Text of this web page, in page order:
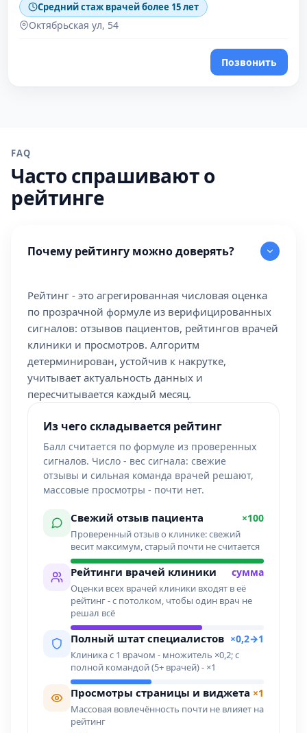
Средний стаж врачей более 15 лет
Октябрьская ул, 54
Позвонить
FAQ
Часто спрашивают о
рейтинге
Почему рейтингу можно доверять?
Рейтинг - это агрегированная числовая оценка
по прозрачной формуле из верифицированных
сигналов: отзывов пациентов, рейтингов врачей
клиники и просмотров. Алгоритм
детерминирован, устойчив к накрутке,
учитывает актуальность данных и
пересчитывается каждый месяц.
Из чего складывается рейтинг
Балл считается по формуле из проверенных
сигналов. Число - вес сигнала: свежие
отзывы и сильная команда врачей решают,
массовые просмотры - почти нет.
Свежий отзыв пациента ×100
Проверенный отзыв о клинике: свежий
весит максимум, старый почти не считается
Рейтинги врачей клиники сумма
Оценки всех врачей клиники входят в её
рейтинг - с потолком, чтобы один врач не
решал всё
Полный штат специалистов ×0,2→1
Клиника с 1 врачом - множитель ×0,2; с
полной командой (5+ врачей) - ×1
Просмотры страницы и виджета ×1
Массовая вовлечённость почти не влияет на
рейтинг